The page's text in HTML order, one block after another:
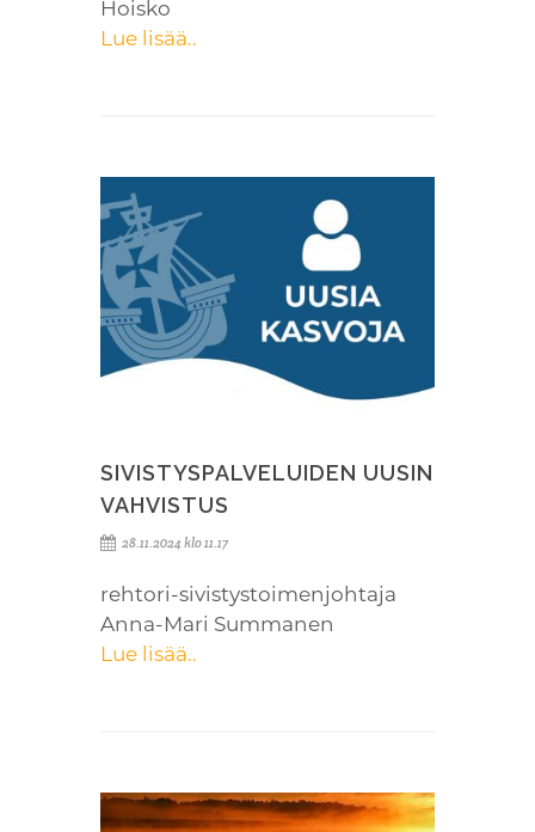
Hoisko
Lue lisää..
SIVISTYSPALVELUIDEN UUSIN
VAHVISTUS
28.11.2024 klo 11.17
rehtori-sivistystoimenjohtaja
Anna-Mari Summanen
Lue lisää..